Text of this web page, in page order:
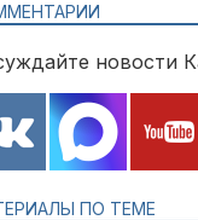
новости
ПО ТЕМЕ